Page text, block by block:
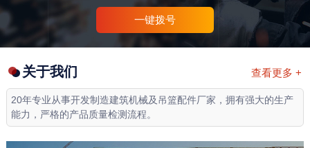
一键拨号
查看更多 +
关于我们
20年专业从事开发制造建筑机械及吊篮配件厂家，拥有强大的生产
能力，严格的产品质量检测流程。